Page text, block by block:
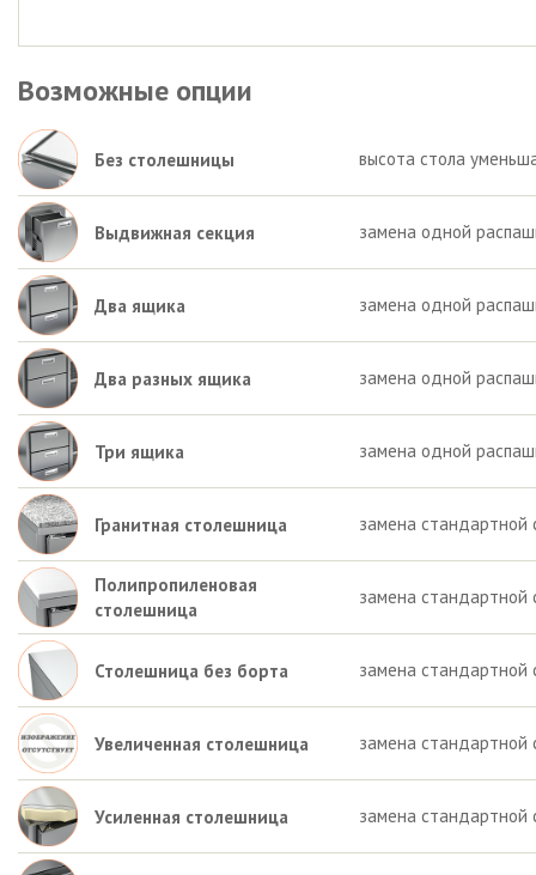
Возможные опции
Без столешницы высота стола
Выдвижная секция замена одной
Два ящика замена одной
Два разных ящика замена одной
Три ящика замена одной
Гранитная столешница замена стандартной
Полипропиленовая
столешница
замена стандартной
Столешница без борта замена стандартной
Увеличенная столешница замена стандартной
Усиленная столешница замена стандартной